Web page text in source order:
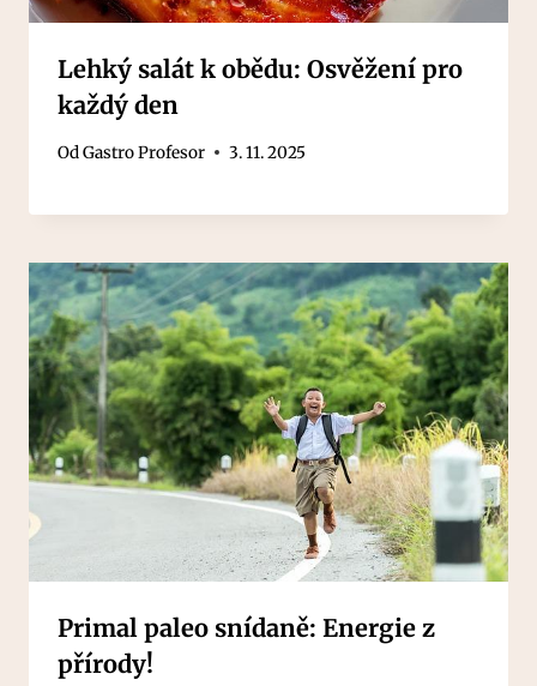
Lehký salát k obědu: Osvěžení pro
každý den
OdGastro Profesor 3. 11. 2025
Primal paleo snídaně: Energie z
přírody!